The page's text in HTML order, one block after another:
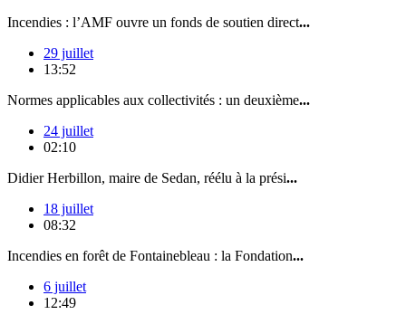
Incendies : l’AMF ouvre un fonds de soutien direct...
29 juillet
13:52
Normes applicables aux collectivités : un deuxième...
24 juillet
02:10
Didier Herbillon, maire de Sedan, réélu à la prési...
18 juillet
08:32
Incendies en forêt de Fontainebleau : la Fondation...
6 juillet
12:49